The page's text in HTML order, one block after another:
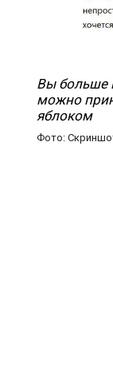
Вы больше
можно
яблоком
Фото: